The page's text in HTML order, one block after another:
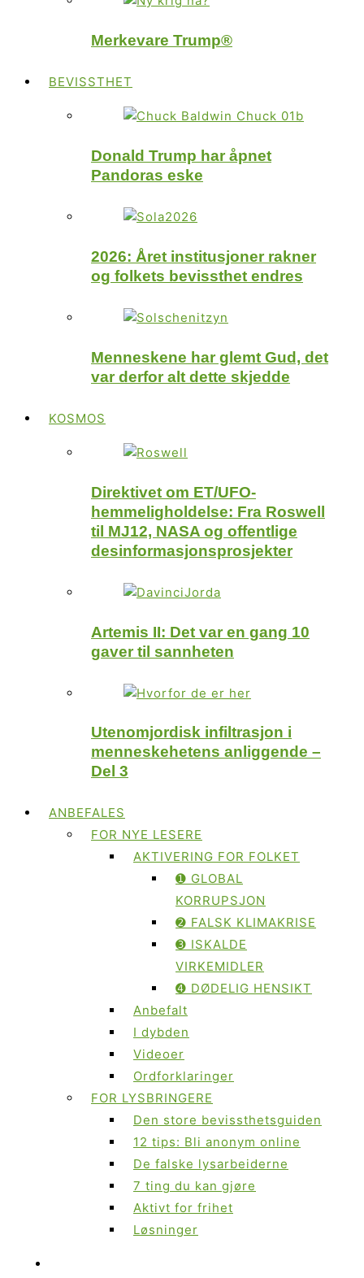
Merkevare Trump®
BEVISSTHET
Donald Trump har åpnet
Pandoras eske
2026: Året institusjoner rakner
og folkets bevissthet endres
Menneskene har glemt Gud, det
var derfor alt dette skjedde
KOSMOS
Direktivet om ET/UFO-
hemmeligholdelse: Fra Roswell
til MJ12, NASA og offentlige
desinformasjonsprosjekter
Artemis II: Det var en gang 10
gaver til sannheten
Utenomjordisk infiltrasjon i
menneskehetens anliggende –
Del 3
ANBEFALES
FOR NYE LESERE
AKTIVERING FOR FOLKET
➊ GLOBAL
KORRUPSJON
➋ FALSK KLIMAKRISE
➌ ISKALDE
VIRKEMIDLER
➍ DØDELIG HENSIKT
Anbefalt
I dybden
Videoer
Ordforklaringer
FOR LYSBRINGERE
Den store bevissthetsguiden
12 tips: Bli anonym online
De falske lysarbeiderne
7 ting du kan gjøre
Aktivt for frihet
Løsninger